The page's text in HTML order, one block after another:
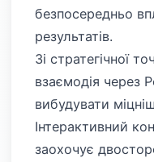
безпосередньо
результатів.
Зі стратегічної
взаємодія через
вибудувати
Інтерактивний
заохочує